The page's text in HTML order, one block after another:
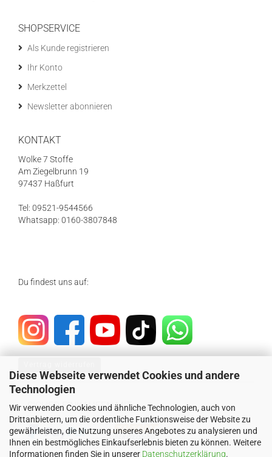
Diese Webseite verwendet Cookies und andere
Technologien
Wir verwenden Cookies und ähnliche Technologien, auch von
Drittanbietern, um die ordentliche Funktionsweise der Website zu
gewährleisten, die Nutzung unseres Angebotes zu analysieren und
Ihnen ein bestmögliches Einkaufserlebnis bieten zu können. Weitere
Informationen finden Sie in unserer Datenschutzerklärung.
SHOPSERVICE
Als Kunde registrieren
Ihr Konto
Merkzettel
Newsletter abonnieren
KONTAKT
Wolke 7 Stoffe
Am Ziegelbrunn 19
97437 Haßfurt
Tel: 09521-9544566
Whatsapp: 0160-3807848
Du findest uns auf:
SICHER EINKAUFEN MIT